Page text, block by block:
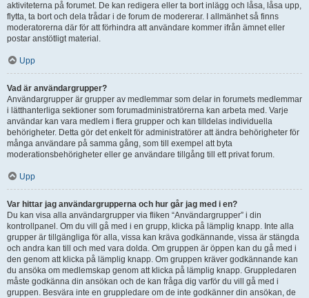
aktiviteterna på forumet. De kan redigera eller ta bort inlägg och låsa, låsa upp,
flytta, ta bort och dela trådar i de forum de modererar. I allmänhet så finns
moderatorerna där för att förhindra att användare kommer ifrån ämnet eller
postar anstötligt material.
Upp
Vad är användargrupper?
Användargrupper är grupper av medlemmar som delar in forumets medlemmar
i lätthanterliga sektioner som forumadministratörerna kan arbeta med. Varje
användar kan vara medlem i flera grupper och kan tilldelas individuella
behörigheter. Detta gör det enkelt för administratörer att ändra behörigheter för
många användare på samma gång, som till exempel att byta
moderationsbehörigheter eller ge användare tillgång till ett privat forum.
Upp
Var hittar jag användargrupperna och hur går jag med i en?
Du kan visa alla användargrupper via fliken “Användargrupper” i din
kontrollpanel. Om du vill gå med i en grupp, klicka på lämplig knapp. Inte alla
grupper är tillgängliga för alla, vissa kan kräva godkännande, vissa är stängda
och andra kan till och med vara dolda. Om gruppen är öppen kan du gå med i
den genom att klicka på lämplig knapp. Om gruppen kräver godkännande kan
du ansöka om medlemskap genom att klicka på lämplig knapp. Gruppledaren
måste godkänna din ansökan och de kan fråga dig varför du vill gå med i
gruppen. Besvära inte en gruppledare om de inte godkänner din ansökan, de